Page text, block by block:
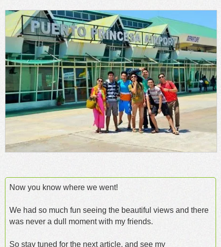
Now you know where we went!
We had so much fun seeing the beautiful views and there
was never a dull moment with my friends.
So stay tuned for the next article, and see my